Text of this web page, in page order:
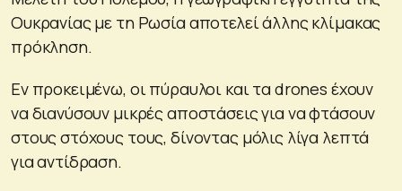
Ουκρανίας με τη Ρωσία αποτελεί άλλης κλίμακας
πρόκληση.
Εν προκειμένω, οι πύραυλοι και τα drones έχουν
να διανύσουν μικρές αποστάσεις για να φτάσουν
στους στόχους τους, δίνοντας μόλις λίγα λεπτά
για αντίδραση.